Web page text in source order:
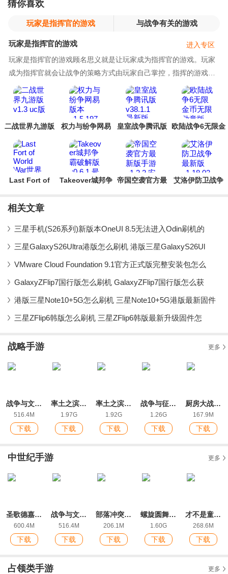
猜你喜欢
玩家是指挥官的游戏 与战争有关的游戏
玩家是指挥官的游戏
玩家是指挥官的游戏顾名思义就是让玩家成为指挥官的游戏。玩家
成为指挥官就会让战争的策略方式由玩家自己掌控，指挥的游戏会
让玩家拥有掌握一切的自豪感，在胜利的时候也会
进入专区
二战世界九游版
权力与纷争网易
皇室战争腾讯版
欧陆战争6无限金
Last Fort of
官方版
Takeover城邦争 帝国空袭官方最
艾洛伊防卫战争
相关文章
三星手机(S26系列)新版本OneUI 8.5无法进入Odin刷机的
三星GalaxyS26Ultra港版怎么刷机 港版三星GalaxyS26Ul
VMware Cloud Foundation 9.1官方正式版完整安装包怎么
GalaxyZFlip7国行版怎么刷机 GalaxyZFlip7国行版怎么获
港版三星Note10+5G怎么刷机 三星Note10+5G港版最新固件
三星ZFlip6韩版怎么刷机 三星ZFlip6韩版最新升级固件怎
战略手游 更多
战争与文明最新版本
516.4M
下载
率土之滨手游最新版
1.97G
下载
率土之滨IOS版
1.92G
下载
战争与征服IOS版
1.26G
下载
厨房大战争最新IOS版
167.9M
下载
中世纪手游 更多
圣歌德嘉的晚钟汉化版
600.4M
下载
战争与文明最新版本
516.4M
下载
部落冲突手游官方版
206.1M
下载
螺旋圆舞曲官方版手游
1.60G
下载
才不是童话正式版
268.6M
下载
占领类手游 更多